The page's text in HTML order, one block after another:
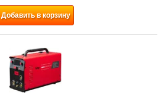
Добавить в корзину